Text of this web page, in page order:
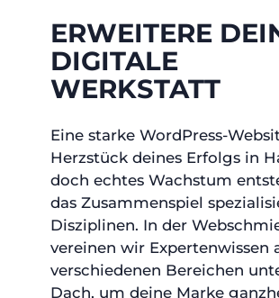
ERWEITERE
DIGITALE
WERKSTATT
Eine starke WordPress-
Herzstück deines Erfolgs in
doch echtes Wachstum
das Zusammenspiel
Disziplinen. In der
vereinen wir Expertenwissen
verschiedenen Bereichen
Dach, um deine Marke